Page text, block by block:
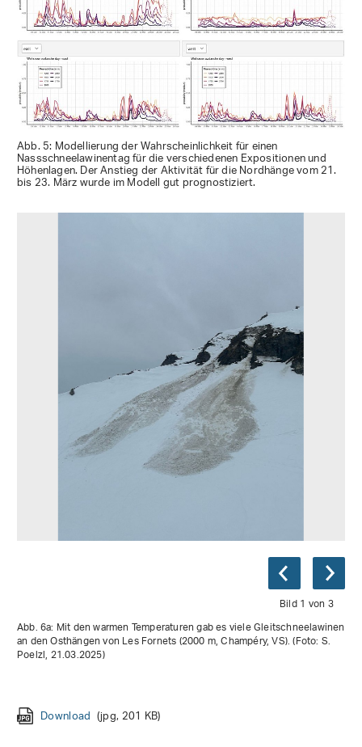
Abb. 5: Modellierung der Wahrscheinlichkeit für einen
Nassschneelawinentag für die verschiedenen Expositionen und
Höhenlagen. Der Anstieg der Aktivität für die Nordhänge vom 21.
bis 23. März wurde im Modell gut prognostiziert.
Bild 1 von 3
Abb. 6a: Mit den warmen Temperaturen gab es viele Gleitschneelawinen
an den Osthängen von Les Fornets (2000 m, Champéry, VS). (Foto: S.
Poelzl, 21.03.2025)
Download (jpg, 201 KB)
Download (jpg, 6 MB)